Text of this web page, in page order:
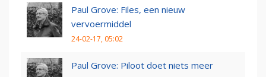
Paul Grove: Files, een nieuw
vervoermiddel
24-02-17, 05:02
Paul Grove: Piloot doet niets meer